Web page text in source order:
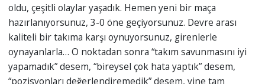
oldu, çeşitli olaylar yaşadık. Hemen yeni bir maça
hazırlanıyorsunuz, 3-0 öne geçiyorsunuz. Devre arası
kaliteli bir takıma karşı oynuyorsunuz, girenlerle
oynayanlarla… O noktadan sonra “takım savunmasını iyi
yapamadık” desem, “bireysel çok hata yaptık” desem,
“pozisyonları değerlendiremedik” desem, yine tam